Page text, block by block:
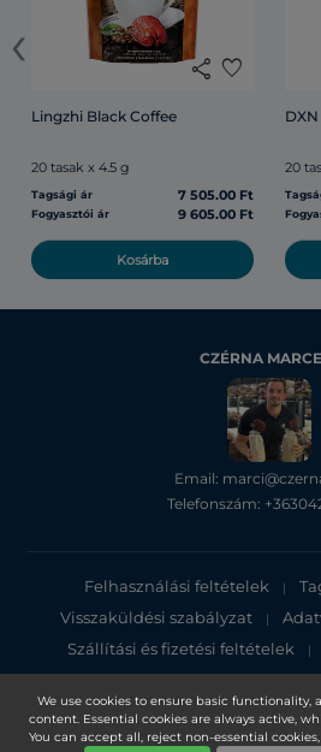
We use cookies to ensure basic functionality,
content. Essential cookies are always active,
You can accept all, reject non-essential
share favorite
Lingzhi Black Coffee
20 tasak x 4.5 g
Tagsági ár 7 505.00 Ft
Fogyasztói ár 9 605.00 Ft
Kosárba
20
‹
CZÉRNA
Email:
Telefonszám:
Felhasználási feltételek |
Visszaküldési szabályzat |
Szállítási és fizetési feltételek |
Adatvédelmi
Copyright 2025, DXN Holdings Bhd.